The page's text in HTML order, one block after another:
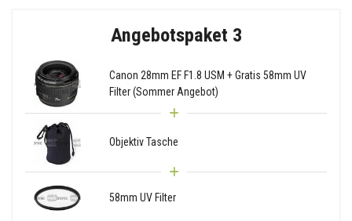
Angebotspaket 3
Canon 28mm EF F1.8 USM + Gratis 58mm UV
Filter (Sommer Angebot)
Objektiv Tasche
58mm UV Filter